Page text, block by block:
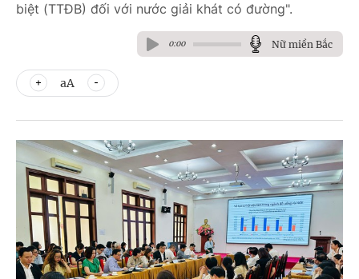
biệt (TTĐB) đối với nước giải khát có đường".
0:00 Nữ miền Bắc
aA